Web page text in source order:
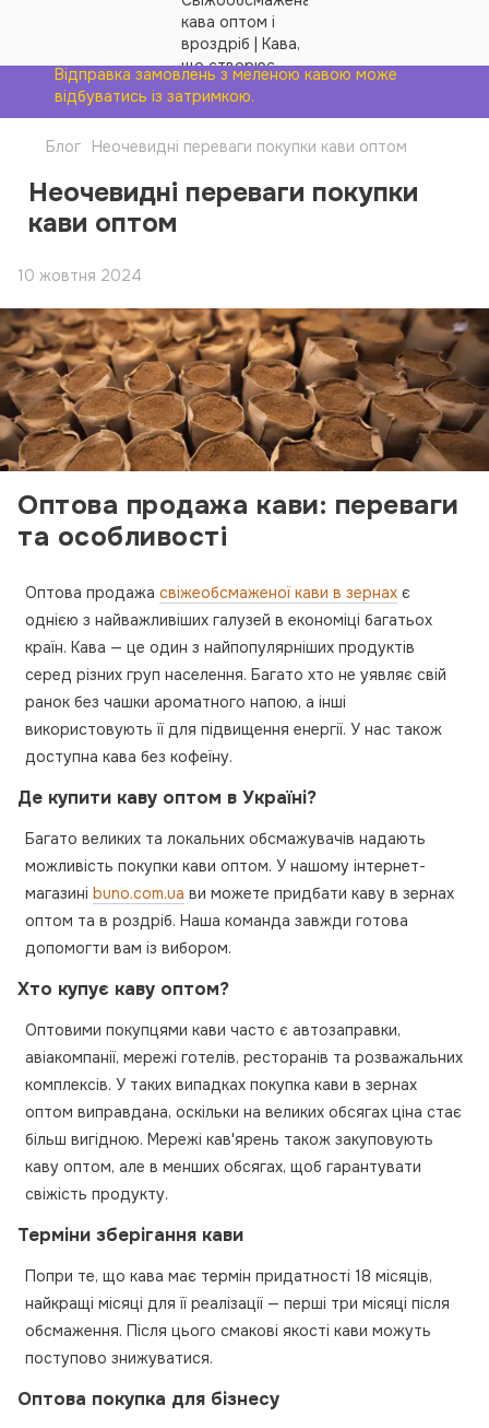
Відправка замовлень з меленою кавою може
відбуватись із затримкою.
Блог Неочевидні переваги покупки кави оптом
Неочевидні переваги покупки
кави оптом
10 жовтня 2024
Оптова продажа кави: переваги
та особливості
Оптова продажа свіжеобсмаженої кави в зернах є
однією з найважливіших галузей в економіці багатьох
країн. Кава — це один з найпопулярніших продуктів
серед різних груп населення. Багато хто не уявляє свій
ранок без чашки ароматного напою, а інші
використовують її для підвищення енергії. У нас також
доступна кава без кофеїну.
Де купити каву оптом в Україні?
Багато великих та локальних обсмажувачів надають
можливість покупки кави оптом. У нашому інтернет-
магазині buno.com.ua ви можете придбати каву в зернах
оптом та в роздріб. Наша команда завжди готова
допомогти вам із вибором.
Хто купує каву оптом?
Оптовими покупцями кави часто є автозаправки,
авіакомпанії, мережі готелів, ресторанів та розважальних
комплексів. У таких випадках покупка кави в зернах
оптом виправдана, оскільки на великих обсягах ціна стає
більш вигідною. Мережі кав'ярень також закуповують
каву оптом, але в менших обсягах, щоб гарантувати
свіжість продукту.
Терміни зберігання кави
Попри те, що кава має термін придатності 18 місяців,
найкращі місяці для її реалізації — перші три місяці після
обсмаження. Після цього смакові якості кави можуть
поступово знижуватися.
Оптова покупка для бізнесу